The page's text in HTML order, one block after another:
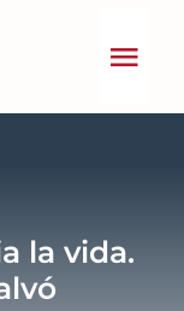
la vida.